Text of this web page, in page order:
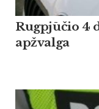
Rugpjūčio 4
apžvalga